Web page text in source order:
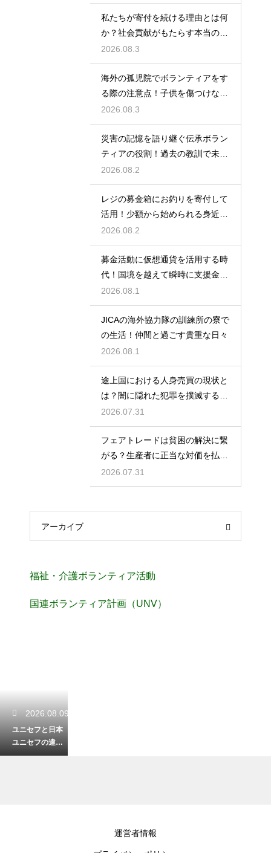
私たちが寄付を続ける理由とは何
か？社会貢献がもたらす本当の価
値
2026.08.3
海外の孤児院でボランティアをす
る際の注意点！子供を傷つけない
ための配慮
2026.08.3
災害の記憶を語り継ぐ伝承ボラン
ティアの役割！過去の教訓で未来
の命を守る
2026.08.2
レジの募金箱にお釣りを寄付して
活用！少額から始められる身近な
社会貢献
2026.08.2
募金活動に仮想通貨を活用する時
代！国境を越えて瞬時に支援金が
届く方法
2026.08.1
JICAの海外協力隊の訓練所の寮で
の生活！仲間と過ごす貴重な日々
2026.08.1
途上国における人身売買の現状と
は？闇に隠れた犯罪を撲滅する第
一歩
2026.07.31
フェアトレードは貧困の解決に繋
がる？生産者に正当な対価を払い
搾取を防ぐ
2026.07.31
アーカイブ
福祉・介護ボランティア活動
国連ボランティア計画（UNV）
2026.08.09
ユニセフと日本
ユニセフの違い
をわかりやす
運営者情報